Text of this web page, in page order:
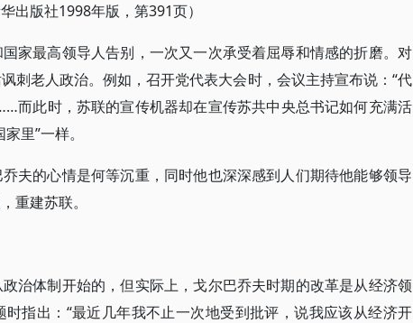
出版社1998年版，第391页）
家最高领导人告别，一次又一次承受着屈辱和情感的折磨。对
刺老人政治。例如，召开党代表大会时，会议主持宣布说：“代
而此时，苏联的宣传机器却在宣传苏共中央总书记如何充满活
里”一样。
夫的心情是何等沉重，同时他也深深感到人们期待他能够领导
重建苏联。
治体制开始的，但实际上，戈尔巴乔夫时期的改革是从经济领
指出：“最近几年我不止一次地受到批评，说我应该从经济开